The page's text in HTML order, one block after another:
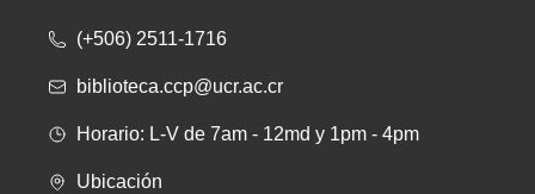
(+506) 2511-1716
biblioteca.ccp@ucr.ac.cr
Horario: L-V de 7am - 12md y 1pm - 4pm
Ubicación